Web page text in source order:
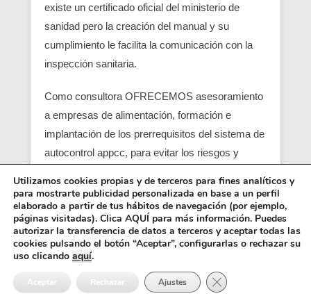
existe un certificado oficial del ministerio de
sanidad pero la creación del manual y su
cumplimiento le facilita la comunicación con la
inspección sanitaria.
Como consultora OFRECEMOS asesoramiento
a empresas de alimentación, formación e
implantación de los prerrequisitos del sistema de
autocontrol appcc, para evitar los riesgos y
localizando en su empresa los pcc (puntos
críticos) y obtener un servicio con una correcta
seguridad alimentaria.
Entre los requisitos está el control y el análisis de
cada punto crítico, junto con el registro sanitario,
Utilizamos cookies propias y de terceros para fines analíticos y
para mostrarte publicidad personalizada en base a un perfil
elaborado a partir de tus hábitos de navegación (por ejemplo,
páginas visitadas). Clica AQUÍ para más información. Puedes
autorizar la transferencia de datos a terceros y aceptar todas las
cookies pulsando el botón “Aceptar”, configurarlas o rechazar su
uso clicando aquí.
Aceptar Rechazar Ajustes Cerrar el banner de